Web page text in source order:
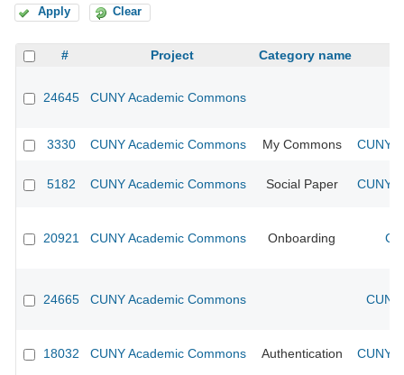
Apply Clear
# Project Category name
24645 CUNY Academic Commons
3330 CUNY Academic Commons My Commons CUNY
5182 CUNY Academic Commons Social Paper CUNY
20921 CUNY Academic Commons Onboarding
24665 CUNY Academic Commons
18032 CUNY Academic Commons Authentication CUNY